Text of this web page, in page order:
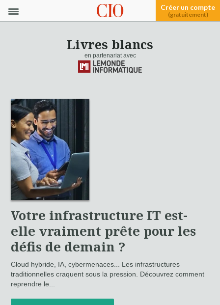
Créer un compte
(gratuitement)
Livres blancs
en partenariat avec
Votre infrastructure IT est-
elle vraiment prête pour les
défis de demain ?
Cloud hybride, IA, cybermenaces... Les infrastructures
traditionnelles craquent sous la pression. Découvrez comment
reprendre le...